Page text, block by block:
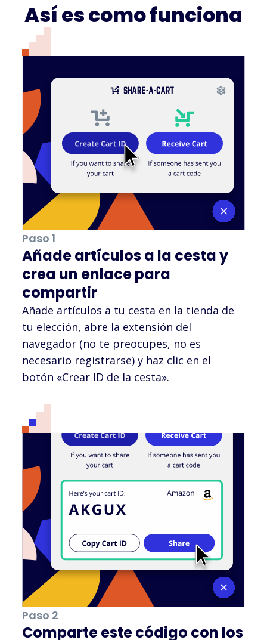
Así es como funciona
Paso 1
Añade artículos a la cesta y
crea un enlace para
compartir
Añade artículos a tu cesta en la tienda de
tu elección, abre la extensión del
navegador (no te preocupes, no es
necesario registrarse) y haz clic en el
botón «Crear ID de la cesta».
Paso 2
Comparte este código con los